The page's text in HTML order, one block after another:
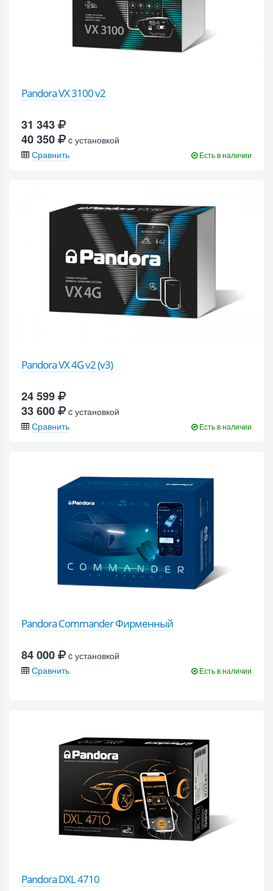
Pandora VX 3100 v2
31 343
40 350
c установкой
Сравнить
Есть в наличии
Pandora VX 4G v2 (v3)
24 599
33 600
c установкой
Сравнить
Есть в наличии
Pandora Commander Фирменный
84 000
c установкой
Сравнить
Есть в наличии
Pandora DXL 4710